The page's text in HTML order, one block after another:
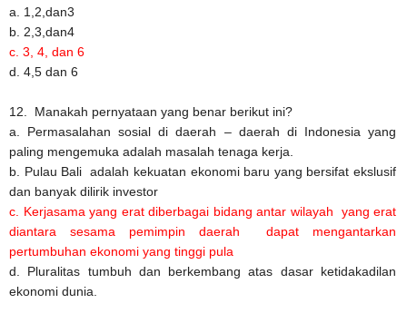
a. 1,2,dan3
b. 2,3,dan4
c. 3, 4, dan 6
d. 4,5 dan 6
12. Manakah pernyataan yang benar berikut ini?
a. Permasalahan sosial di daerah – daerah di Indonesia yang
paling mengemuka adalah masalah tenaga kerja.
b. Pulau Bali adalah kekuatan ekonomi baru yang bersifat ekslusif
dan banyak dilirik investor
c. Kerjasama yang erat diberbagai bidang antar wilayah yang erat
diantara sesama pemimpin daerah dapat mengantarkan
pertumbuhan ekonomi yang tinggi pula
d. Pluralitas tumbuh dan berkembang atas dasar ketidakadilan
ekonomi dunia.